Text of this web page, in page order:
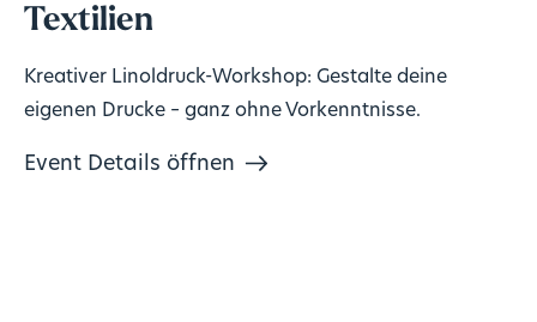
Textilien
Kreativer Linoldruck-Workshop: Gestalte deine
eigenen Drucke – ganz ohne Vorkenntnisse.
Event Details öffnen